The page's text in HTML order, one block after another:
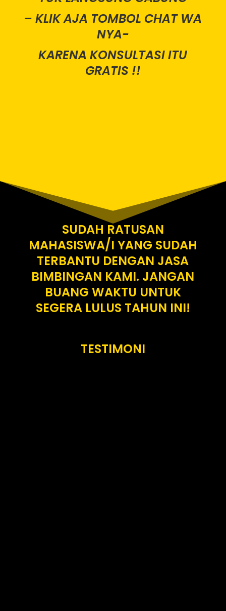
– KLIK AJA TOMBOL CHAT WA
NYA-
KARENA KONSULTASI ITU
GRATIS !!
SUDAH RATUSAN
MAHASISWA/I YANG SUDAH
TERBANTU DENGAN JASA
BIMBINGAN KAMI. JANGAN
BUANG WAKTU UNTUK
SEGERA LULUS TAHUN INI!
TESTIMONI